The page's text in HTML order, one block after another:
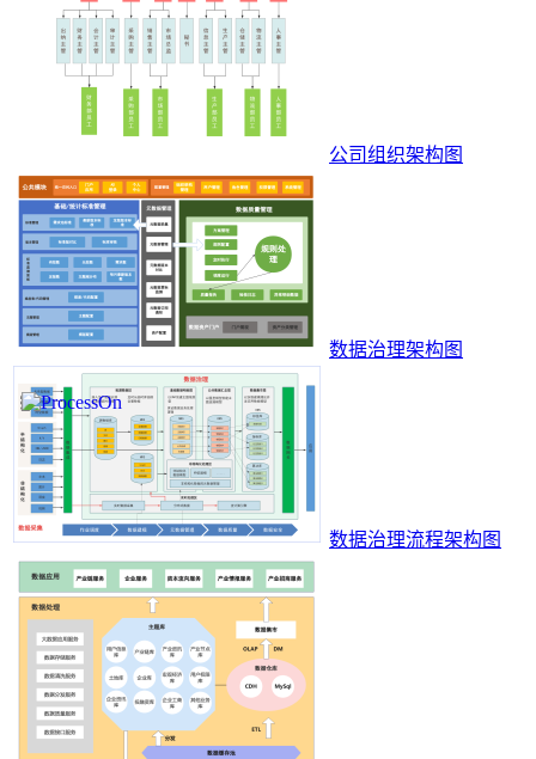
公司组织架构图
数据治理架构图
数据治理流程架构图